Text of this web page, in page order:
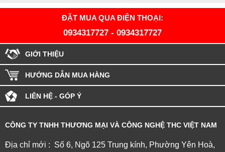
ĐẶT MUA QUA ĐIỆN THOẠI:
0934317727 - 0934317727
GIỚI THIỆU
HƯỚNG DẪN MUA HÀNG
LIÊN HỆ - GÓP Ý
CÔNG TY TNHH THƯƠNG MẠI VÀ CÔNG NGHỆ THC VIỆT NAM
Địa chỉ mới : Số 6, Ngõ 125 Trung kính, Phường Yên Hoà,